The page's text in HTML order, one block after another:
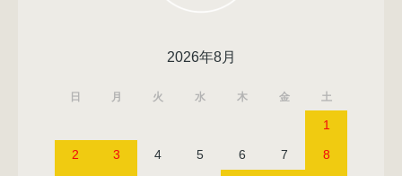
2026年8月
日 月 火 水 木 金 土
1
2 3 4 5 6 7 8